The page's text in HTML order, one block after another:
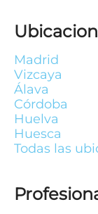
Madrid
Vizcaya
Álava
Córdoba
Huelva
Huesca
Todas las